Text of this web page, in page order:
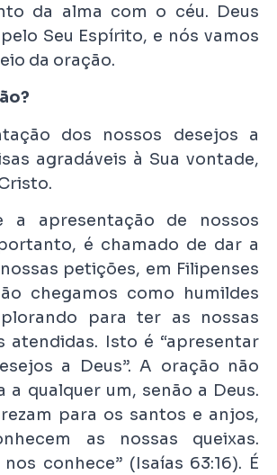
da alma com o céu. Deus
Seu Espírito, e nós vamos
da oração.
dos nossos desejos a
agradáveis à Sua vontade,
a apresentação de nossos
é chamado de dar a
petições, em Filipenses
chegamos como humildes
para ter as nossas
atendidas. Isto é “apresentar
a Deus”. A oração não
a qualquer um, senão a Deus.
para os santos e anjos,
as nossas queixas.
conhece” (Isaías 63:16). É